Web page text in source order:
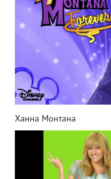
Ханна Монтана